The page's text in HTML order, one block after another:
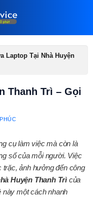
Laptop Tại Nhà Huyện
Thanh Trì – Gọi
cụ làm việc mà còn là
số của mỗi người. Việc
trặc, ảnh hưởng đến công
Huyện Thanh Trì của
này một cách nhanh